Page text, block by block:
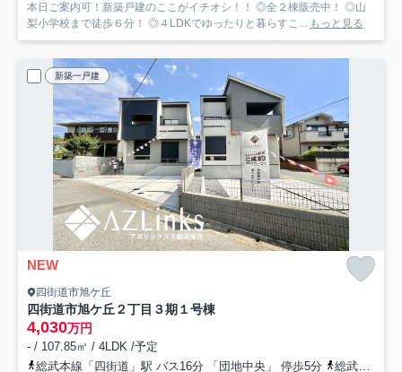
本日ご案内可！新築戸建のここがイチオシ！！ ◎全２棟販売中！ ◎山
梨小学校まで徒歩６分！ ◎４LDKでゆったりと暮らすこ... もっと見る
新築一戸建
NEW
四街道市旭ケ丘
四街道市旭ケ丘２丁目３期 １号棟
4,030万円
- / 107.85㎡ / 4LDK /予定
総武本線「四街道」駅 バス16分 「団地中央」 停歩5分
総武本線「物井」駅 徒歩45分